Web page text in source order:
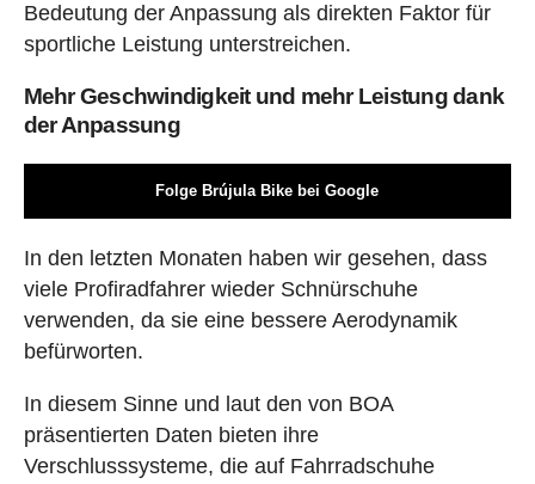
Bedeutung der Anpassung als direkten Faktor für
sportliche Leistung unterstreichen.
Mehr Geschwindigkeit und mehr Leistung dank
der Anpassung
Folge Brújula Bike bei Google
In den letzten Monaten haben wir gesehen, dass
viele Profiradfahrer wieder Schnürschuhe
verwenden, da sie eine bessere Aerodynamik
befürworten.
In diesem Sinne und laut den von BOA
präsentierten Daten bieten ihre
Verschlusssysteme, die auf Fahrradschuhe